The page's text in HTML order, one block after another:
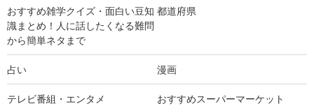
おすすめ雑学クイズ・面白い豆知
識まとめ！人に話したくなる難問
から簡単ネタまで
都道府県
占い 漫画
テレビ番組・エンタメ おすすめスーパーマーケット